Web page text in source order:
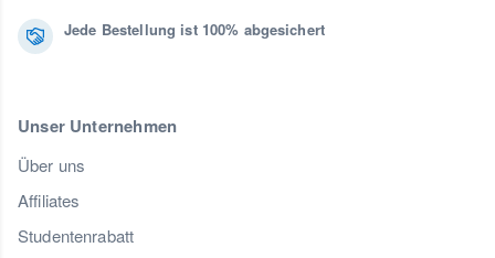
Jede Bestellung ist 100% abgesichert
Unser Unternehmen
Über uns
Affiliates
Studentenrabatt